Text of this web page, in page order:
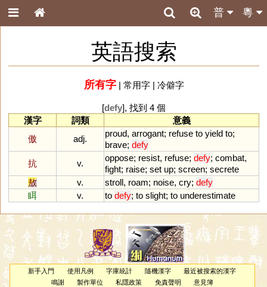
粵
普
英語搜索
所有字| 常用字| 冷僻字
[defy], 找到 4 個
漢字
詞類
意義
傲
adj.
proud, arrogant; refuse to yield to;
brave; defy
抗
v.
oppose; resist, refuse; defy; combat,
fight; raise; set up; screen; secrete
敖
v. stroll, roam; noise, cry; defy
眲
v. to defy; to slight; to underestimate
新手入門 使用凡例 字庫統計 隨機漢字
最近被搜索的漢字
鳴謝
製作單位 私隱政策 免責聲明 意見簿